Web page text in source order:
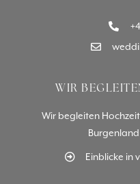
WIR
Wir begleiten
Einblicke in